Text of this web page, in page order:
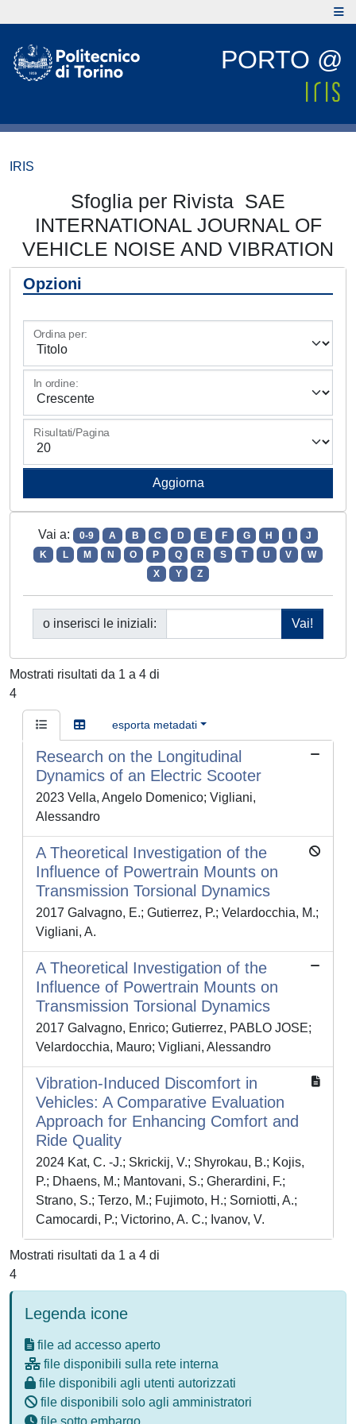
PORTO @
IRIS
Sfoglia per Rivista SAE
INTERNATIONAL JOURNAL OF
VEHICLE NOISE AND VIBRATION
Opzioni
Ordina per:
In ordine:
Risultati/Pagina
Vai a: 0-9 A B C D E F G H
J
K
L M N O P Q R S T U V
W
X
Y Z
o inserisci le iniziali:
Mostrati risultati da 1 a 4 di
4
esporta metadati
Research on the Longitudinal
Dynamics of an Electric Scooter
2023 Vella, Angelo Domenico; Vigliani,
Alessandro
A Theoretical Investigation of the
Influence of Powertrain Mounts on
Transmission Torsional Dynamics
2017 Galvagno, E.; Gutierrez, P.; Velardocchia, M.;
Vigliani, A.
A Theoretical Investigation of the
Influence of Powertrain Mounts on
Transmission Torsional Dynamics
2017 Galvagno, Enrico; Gutierrez, PABLO JOSE;
Velardocchia, Mauro; Vigliani, Alessandro
Vibration-Induced Discomfort in
Vehicles: A Comparative Evaluation
Approach for Enhancing Comfort and
Ride Quality
2024 Kat, C. -J.; Skrickij, V.; Shyrokau, B.; Kojis,
P.; Dhaens, M.; Mantovani, S.; Gherardini, F.;
Strano, S.; Terzo, M.; Fujimoto, H.; Sorniotti, A.;
Camocardi, P.; Victorino, A. C.; Ivanov, V.
Mostrati risultati da 1 a 4 di
4
Legenda icone
file ad accesso aperto
file disponibili sulla rete interna
file disponibili agli utenti autorizzati
file disponibili solo agli amministratori
file sotto embargo